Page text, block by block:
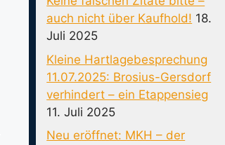
auch nicht über Kaufhold! 18.
Juli 2025
Kleine Hartlagebesprechung
11.07.2025: Brosius-Gersdorf
verhindert – ein Etappensieg
11. Juli 2025
Neu eröffnet: MKH – der